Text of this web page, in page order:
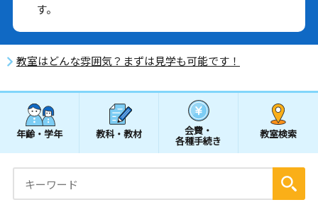
す。
教室はどんな雰囲気？まずは見学も可能です！
年齢・学年 教科・教材 会費・
各種手続き
教室検索